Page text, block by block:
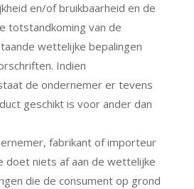
en/of bruikbaarheid en de
totstandkoming van de
wettelijke bepalingen
Indien
de ondernemer er tevens
geschikt is voor ander dan
fabrikant of importeur
doet niets af aan de wettelijke
die de consument op grond